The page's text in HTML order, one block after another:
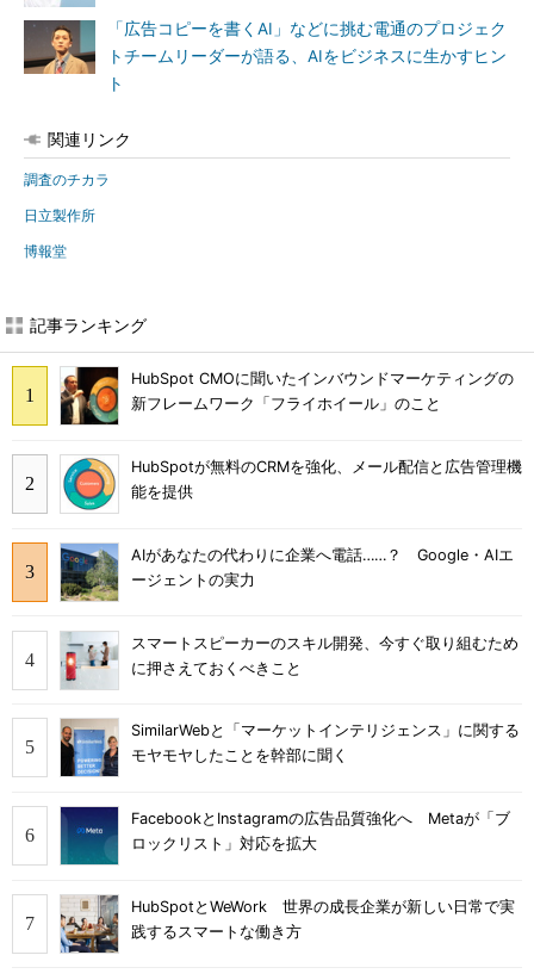
「広告コピーを書くAI」などに挑む電通のプロジェク
トチームリーダーが語る、AIをビジネスに生かすヒン
ト
関連リンク
調査のチカラ
日立製作所
博報堂
記事ランキング
HubSpot CMOに聞いたインバウンドマーケティングの
新フレームワーク「フライホイール」のこと
HubSpotが無料のCRMを強化、メール配信と広告管理機
能を提供
AIがあなたの代わりに企業へ電話……？ Google・AIエ
ージェントの実力
スマートスピーカーのスキル開発、今すぐ取り組むため
に押さえておくべきこと
SimilarWebと「マーケットインテリジェンス」に関する
モヤモヤしたことを幹部に聞く
FacebookとInstagramの広告品質強化へ Metaが「ブ
ロックリスト」対応を拡大
HubSpotとWeWork 世界の成長企業が新しい日常で実
践するスマートな働き方